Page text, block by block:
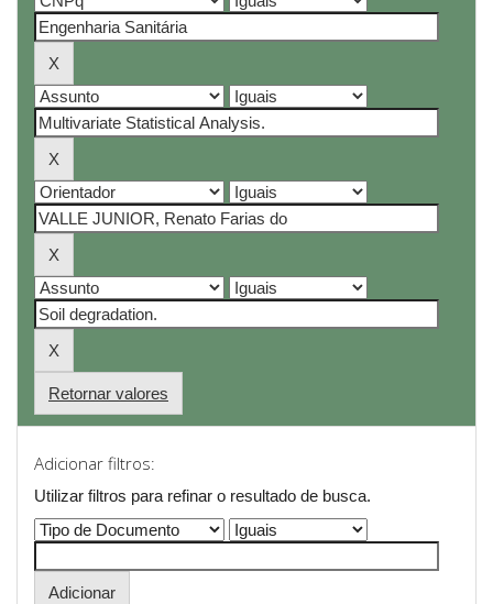
Retornar valores
Adicionar filtros:
Utilizar filtros para refinar o resultado de busca.